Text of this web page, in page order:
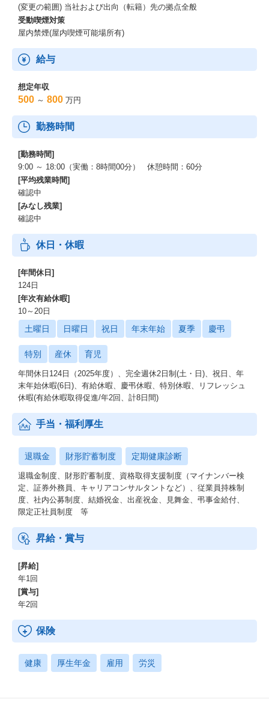
(変更の範囲) 当社および出向（転籍）先の拠点全般
受動喫煙対策
屋内禁煙(屋内喫煙可能場所有)
給与
想定年収
500 ～ 800 万円
勤務時間
[勤務時間]
9:00 ～ 18:00（実働：8時間00分） 休憩時間：60分
[平均残業時間]
確認中
[みなし残業]
確認中
休日・休暇
[年間休日]
124日
[年次有給休暇]
10～20日
土曜日 日曜日 祝日 年末年始 夏季 慶弔
特別 産休 育児
年間休日124日（2025年度）、完全週休2日制(土・日)、祝日、年
末年始休暇(6日)、有給休暇、慶弔休暇、特別休暇、リフレッシュ
休暇(有給休暇取得促進/年2回、計8日間)
手当・福利厚生
退職金 財形貯蓄制度 定期健康診断
退職金制度、財形貯蓄制度、資格取得支援制度（マイナンバー検
定、証券外務員、キャリアコンサルタントなど）、従業員持株制
度、社内公募制度、結婚祝金、出産祝金、見舞金、弔事金給付、
限定正社員制度 等
昇給・賞与
[昇給]
年1回
[賞与]
年2回
保険
健康 厚生年金 雇用 労災